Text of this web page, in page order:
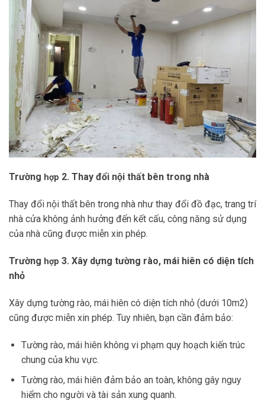
Trường hợp 2. Thay đổi nội thất bên trong nhà
Thay đổi nội thất bên trong nhà như thay đổi đồ đạc, trang trí
nhà cửa không ảnh hưởng đến kết cấu, công năng sử dụng
của nhà cũng được miễn xin phép.
Trường hợp 3. Xây dựng tường rào, mái hiên có diện tích
nhỏ
Xây dựng tường rào, mái hiên có diện tích nhỏ (dưới 10m2)
cũng được miễn xin phép. Tuy nhiên, bạn cần đảm bảo:
Tường rào, mái hiên không vi phạm quy hoạch kiến trúc
chung của khu vực.
Tường rào, mái hiên đảm bảo an toàn, không gây nguy
hiểm cho người và tài sản xung quanh.